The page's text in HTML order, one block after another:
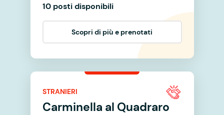
10 posti disponibili
Scopri di più e prenotati
STRANIERI
Carminella al Quadraro